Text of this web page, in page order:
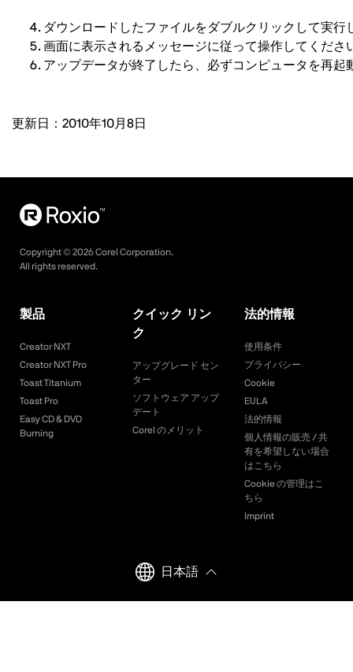
ダウンロードしたファイルをダブルクリックして実行
画面に表示されるメッセージに従って操作してくださ
アップデータが終了したら、必ずコンピュータを再起
更新日：2010年10月8日
Copyright © 2026Corel Corporation.
All rights reserved.
製品
Creator NXT
Creator NXT Pro
Toast Titanium
Toast Pro
Easy CD & DVD
Burning
クイック リン
ク
アップグレード セン
ター
ソフトウェア アップ
デート
Corel のメリット
法的情報
使用条件
プライバシー
Cookie
EULA
法的情報
個人情報の販売 / 共
有を希望しない場合
はこちら
Cookie の管理はこ
ちら
Imprint
日本語